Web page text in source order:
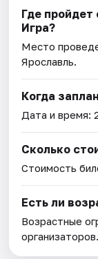
Где
Игра?
Место
Ярославль.
Когда
Дата и время:
Сколько
Стоимость
Есть ли
Возрастные
организаторов.